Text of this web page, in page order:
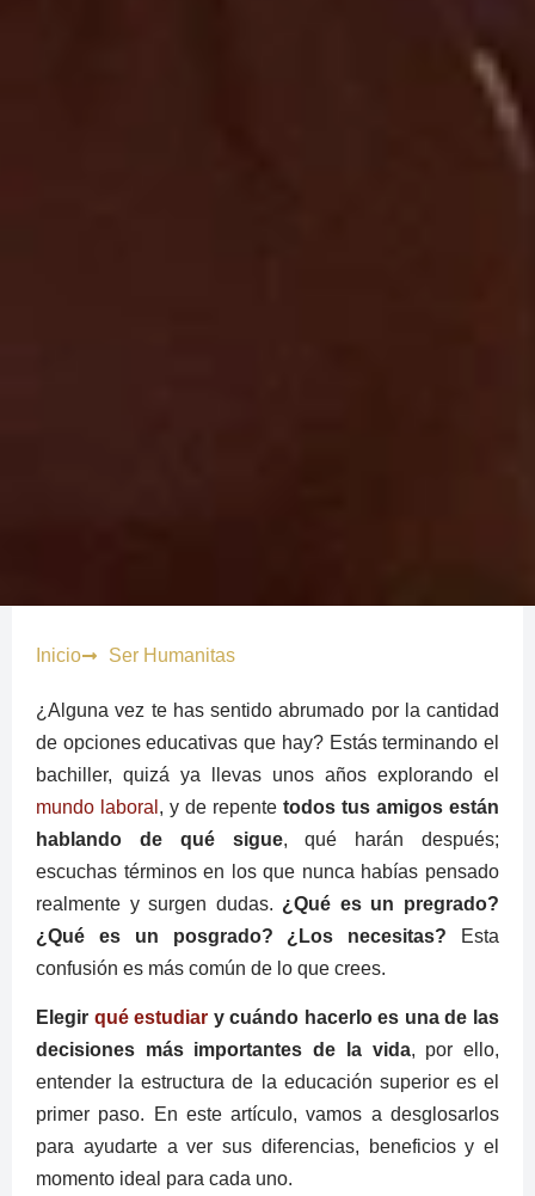
Inicio Ser Humanitas
¿Alguna vez te has sentido abrumado por la cantidad
de opciones educativas que hay? Estás terminando el
bachiller, quizá ya llevas unos años explorando el
mundo laboral , y de repente todos tus amigos están
hablando de qué sigue, qué harán después;
escuchas términos en los que nunca habías pensado
realmente y surgen dudas. ¿Qué es un pregrado?
¿Qué es un posgrado? ¿Los necesitas?
Esta
confusión es más común de lo que crees.
Elegir qué estudiar y cuándo hacerlo es una de las
decisiones más importantes de la vida, por ello,
entender la estructura de la educación superior es el
primer paso. En este artículo, vamos a desglosarlos
para ayudarte a ver sus diferencias, beneficios y el
momento ideal para cada uno.